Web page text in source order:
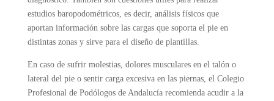
estudios baropodométricos, es decir, análisis físicos que
aportan información sobre las cargas que soporta el pie en
distintas zonas y sirve para el diseño de plantillas.
En caso de sufrir molestias, dolores musculares en el talón o
lateral del pie o sentir carga excesiva en las piernas, el Colegio
Profesional de Podólogos de Andalucía recomienda acudir a la